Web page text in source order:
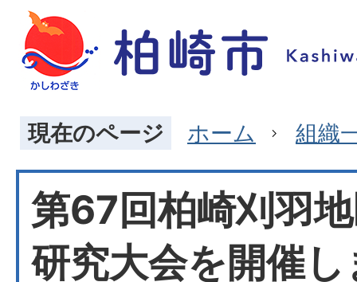
現在のページ ホーム 組織
第67回柏崎刈羽
研究大会を開催